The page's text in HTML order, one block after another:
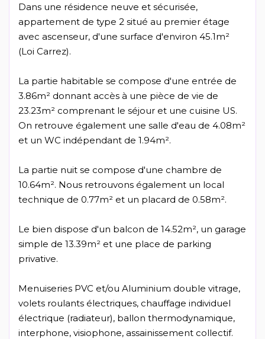
Dans une résidence neuve et sécurisée,
appartement de type 2 situé au premier étage
avec ascenseur, d'une surface d'environ 45.1m²
(Loi Carrez).
La partie habitable se compose d'une entrée de
3.86m² donnant accès à une pièce de vie de
23.23m² comprenant le séjour et une cuisine US.
On retrouve également une salle d'eau de 4.08m²
et un WC indépendant de 1.94m².
La partie nuit se compose d'une chambre de
10.64m². Nous retrouvons également un local
technique de 0.77m² et un placard de 0.58m².
Le bien dispose d'un balcon de 14.52m², un garage
simple de 13.39m² et une place de parking
privative.
Menuiseries PVC et/ou Aluminium double vitrage,
volets roulants électriques, chauffage individuel
électrique (radiateur), ballon thermodynamique,
interphone, visiophone, assainissement collectif.